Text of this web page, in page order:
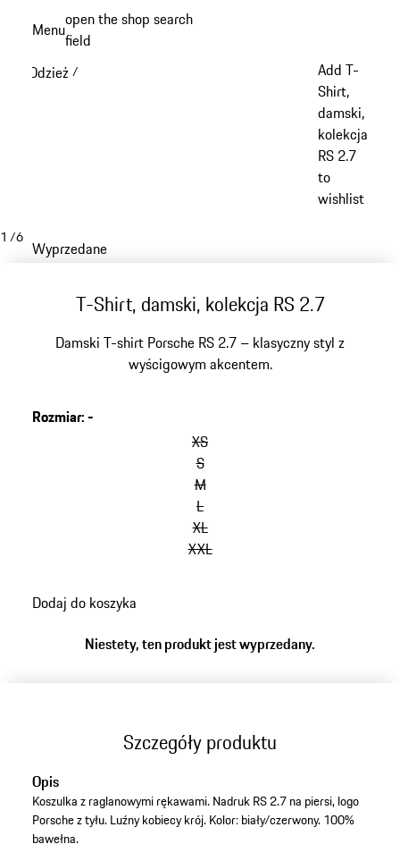
zawartości
Menuopen the shop search
field
Odzież /
Add T-
Shirt,
damski,
kolekcja
RS 2.7
to
wishlist
1 /6
Wyprzedane
T-Shirt, damski, kolekcja RS 2.7
Damski T-shirt Porsche RS 2.7 – klasyczny styl z
wyścigowym akcentem.
Rozmiar:-
XS
S
M
L
XL
XXL
Dodaj do koszyka
Niestety, ten produkt jest wyprzedany.
Szczegóły produktu
Opis
Koszulka z raglanowymi rękawami. Nadruk RS 2.7 na piersi, logo
Porsche z tyłu. Luźny kobiecy krój. Kolor: biały/czerwony. 100%
bawełna.